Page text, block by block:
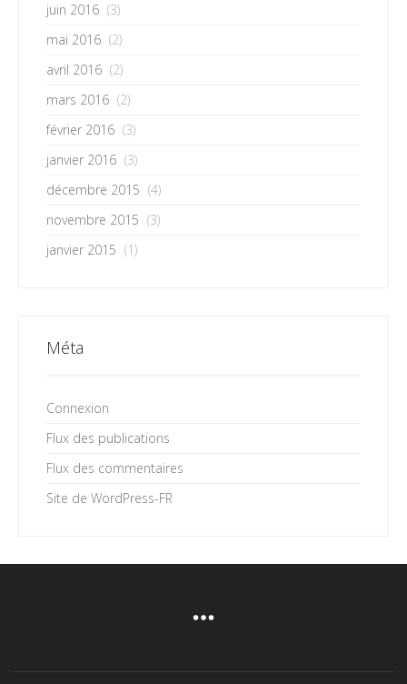
juin 2016 (3)
mai 2016 (2)
avril 2016 (2)
mars 2016 (2)
février 2016 (3)
janvier 2016 (3)
décembre 2015 (4)
novembre 2015 (3)
janvier 2015 (1)
Méta
Connexion
Flux des publications
Flux des commentaires
Site de WordPress-FR